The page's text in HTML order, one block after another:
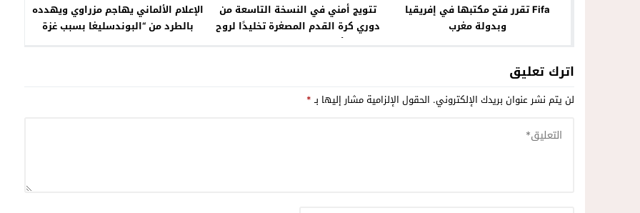
Fifa تقرر فتح مكتبها في إفريقيا
وبدولة مغرب
تتويج أمني في النسخة التاسعة من
دوري كرة القدم المصغرة تخليدًا لروح
الأستاذ محمد البوطيبي
الإعلام الألماني يهاجم مزراوي ويهدده
بالطرد من “البوندسليغا بسبب غزة
اترك تعليق
لن يتم نشر عنوان بريدك الإلكتروني. الحقول الإلزامية مشار إليها بـ*